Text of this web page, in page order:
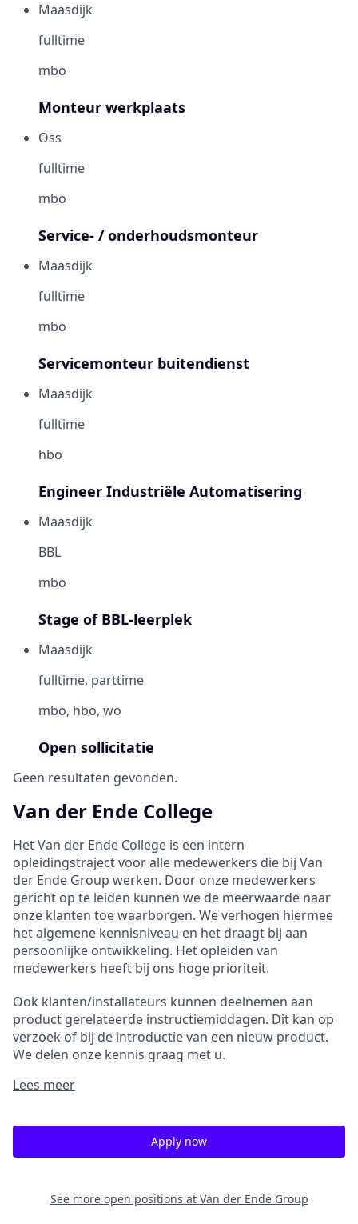
Maasdijk
fulltime
mbo
Monteur werkplaats
Oss
fulltime
mbo
Service- / onderhouds­­monteur
Maasdijk
fulltime
mbo
Servicemonteur buitendienst
Maasdijk
fulltime
hbo
Engineer Industriële Automatisering
Maasdijk
BBL
mbo
Stage of BBL-leerplek
Maasdijk
fulltime, parttime
mbo, hbo, wo
Open sollicitatie
Geen resultaten gevonden.
Van der Ende College
Het Van der Ende College is een intern
opleidingstraject voor alle medewerkers die bij Van
der Ende Group werken. Door onze medewerkers
gericht op te leiden kunnen we de meerwaarde naar
onze klanten toe waarborgen. We verhogen hiermee
het algemene kennisniveau en het draagt bij aan
persoonlijke ontwikkeling. Het opleiden van
medewerkers heeft bij ons hoge prioriteit.
Ook klanten/installateurs kunnen deelnemen aan
product gerelateerde instructie­middagen. Dit kan op
verzoek of bij de introductie van een nieuw product.
We delen onze kennis graag met u.
Lees meer
Apply now
See more open positions at Van der Ende Group